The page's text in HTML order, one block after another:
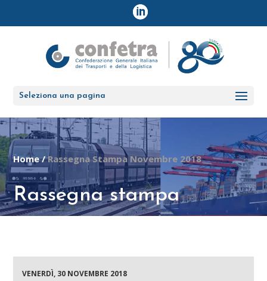
Seleziona una pagina
Home/Rassegna Stampa Novembre 2018
Rassegna stampa
VENERDÌ, 30 NOVEMBRE 2018